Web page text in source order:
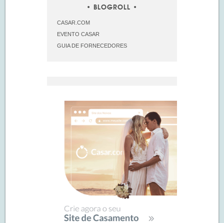
BLOGROLL
CASAR.COM
EVENTO CASAR
GUIA DE FORNECEDORES